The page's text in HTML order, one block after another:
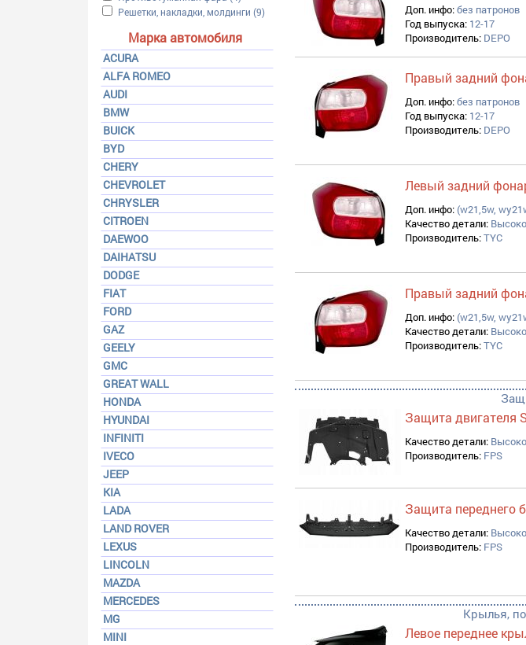
Apply Решетки, накладки, молдинги filter
Решетки, накладки, молдинги (9)Apply Решетки, накладки, молдинги filter
Марка автомобиля
ACURA
ALFA ROMEO
AUDI
BMW
BUICK
BYD
CHERY
CHEVROLET
CHRYSLER
CITROEN
DAEWOO
DAIHATSU
DODGE
FIAT
FORD
GAZ
GEELY
GMC
GREAT WALL
HONDA
HYUNDAI
INFINITI
IVECO
JEEP
KIA
LADA
LAND ROVER
LEXUS
LINCOLN
MAZDA
MERCEDES
MG
MINI
Доп. инфо:без патронов
Год выпуска: 12-17
Производитель: DEPO
Правый задний
Доп. инфо:без патронов
Год выпуска: 12-17
Производитель: DEPO
Левый задний
Доп. инфо: (w21,5w,
Качество детали:
Производитель:TYC
Правый задний
Доп. инфо: (w21,5w,
Качество детали:
Производитель:TYC
Защита двигателя
Качество детали:
Производитель: FPS
Защита переднего
Качество детали:
Производитель: FPS
Крылья,
Левое переднее